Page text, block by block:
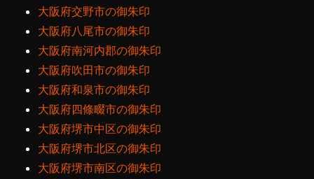
大阪府交野市の御朱印
大阪府八尾市の御朱印
大阪府南河内郡の御朱印
大阪府吹田市の御朱印
大阪府和泉市の御朱印
大阪府四條畷市の御朱印
大阪府堺市中区の御朱印
大阪府堺市北区の御朱印
大阪府堺市南区の御朱印